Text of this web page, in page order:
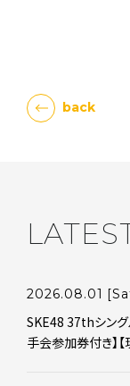
back
2026.08.01
SKE48 37thシング
手会参加券付き】